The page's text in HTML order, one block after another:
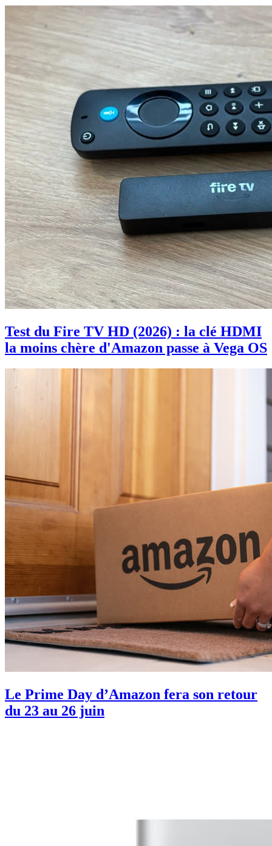
Test du Fire TV HD (2026) : la clé HDMI
la moins chère d'Amazon passe à Vega OS
Le Prime Day d’Amazon fera son retour
du 23 au 26 juin